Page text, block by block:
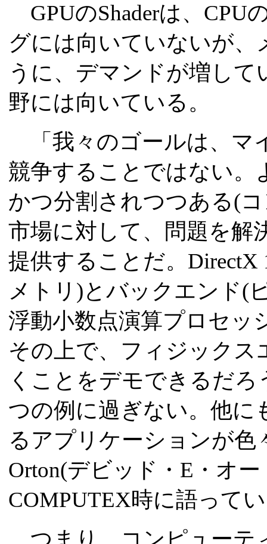
GPUのShaderは、CPU
グには向いていないが
うに、デマンドが増し
野には向いている。
「我々のゴールは、マ
競争することではない。
かつ分割されつつある(
市場に対して、問題を解
提供することだ。
メトリ)とバックエンド(
浮動小数点演算プロセッ
その上で、フィジックス
くことをデモできるだ
つの例に過ぎない。他に
るアプリケーションが色
Orton(デビッド・E・オ
COMPUTEX時に語って
つまり、コンピューテ